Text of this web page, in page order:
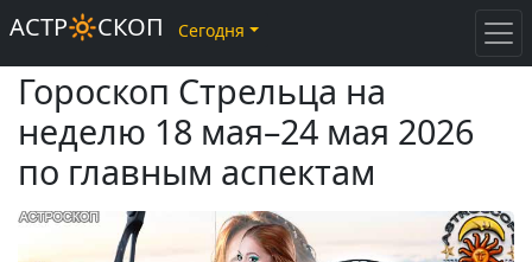
Гороскоп Стрельца на
неделю 18 мая–24 мая 2026
по главным аспектам
АСТР🔆СКОП Сегодня